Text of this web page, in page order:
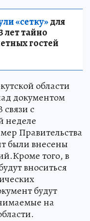
«сетку»для
лет тайно
гостей
области
документом
связи с
неделе
Правительства
были внесены
того, в
вноситься
будут
на